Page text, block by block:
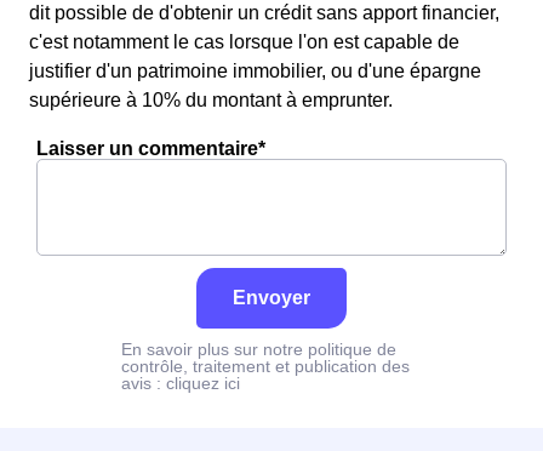
dit possible de d'obtenir un crédit sans apport financier,
c'est notamment le cas lorsque l'on est capable de
justifier d'un patrimoine immobilier, ou d'une épargne
supérieure à 10% du montant à emprunter.
Laisser un commentaire*
Envoyer
En savoir plus sur notre politique de
contrôle, traitement et publication des
avis : cliquez ici